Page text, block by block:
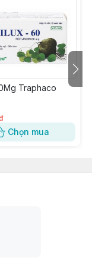
Traphaco
Chọn mua